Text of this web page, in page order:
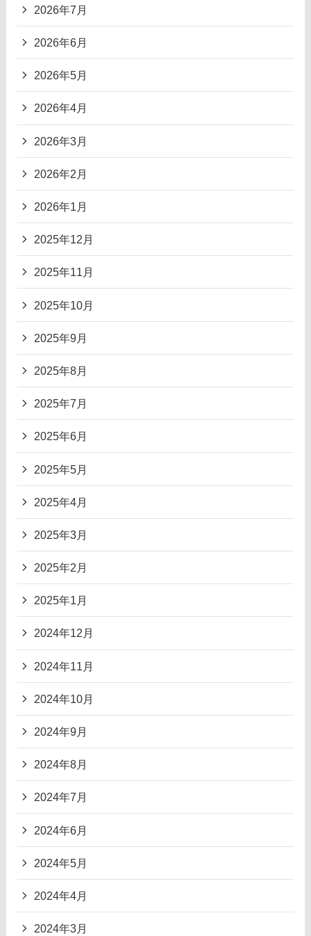
2026年7月
2026年6月
2026年5月
2026年4月
2026年3月
2026年2月
2026年1月
2025年12月
2025年11月
2025年10月
2025年9月
2025年8月
2025年7月
2025年6月
2025年5月
2025年4月
2025年3月
2025年2月
2025年1月
2024年12月
2024年11月
2024年10月
2024年9月
2024年8月
2024年7月
2024年6月
2024年5月
2024年4月
2024年3月